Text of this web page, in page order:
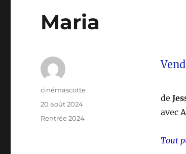
Maria
de
avec
Tout
Auteur
cinémascotte
Publié
20 août 2024
Catégories
Rentrée 2024